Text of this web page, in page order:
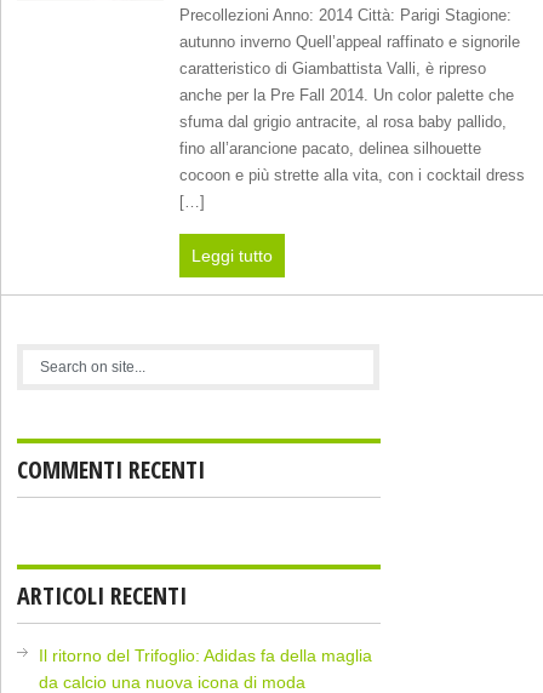
Precollezioni Anno: 2014 Città: Parigi Stagione:
autunno inverno Quell’appeal raffinato e signorile
caratteristico di Giambattista Valli, è ripreso
anche per la Pre Fall 2014. Un color palette che
sfuma dal grigio antracite, al rosa baby pallido,
fino all’arancione pacato, delinea silhouette
cocoon e più strette alla vita, con i cocktail dress
[…]
Leggi tutto
COMMENTI RECENTI
ARTICOLI RECENTI
Il ritorno del Trifoglio: Adidas fa della maglia
da calcio una nuova icona di moda